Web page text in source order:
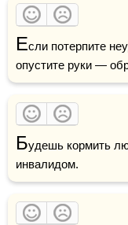
Если потерпите
опустите руки —
Будешь кормить
инвалидом.